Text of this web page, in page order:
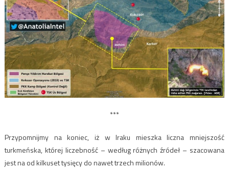
***
Przypomnijmy na koniec, iż w Iraku mieszka liczna mniejszość
turkmeńska, której liczebność – według różnych źródeł – szacowana
jest na od kilkuset tysięcy do nawet trzech milionów.